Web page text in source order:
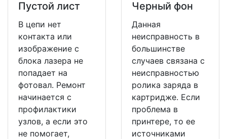
Пустой лист
В цепи нет
контакта или
изображение с
блока лазера не
попадает на
фотовал. Ремонт
начинается с
профилактики
узлов, а если это
не помогает,
Черный фон
Данная
неисправность в
большинстве
случаев связана с
неисправностью
ролика заряда в
картридже. Если
проблема в
принтере, то ее
источниками